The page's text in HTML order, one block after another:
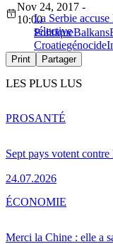
La Serbie
sélective
Nov 24, 2017 -
10:00
PolitiqueBalkans
Croatiegénocide
Print Partager
LES PLUS LUS
Sept pays votent
24.07.2026
PROSANTÉ
Merci la Chine : elle a
ÉCONOMIE